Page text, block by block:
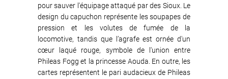
pour sauver l'équipage attaqué par des Sioux. Le
design du capuchon représente les soupapes de
pression et les volutes de fumée de la
locomotive, tandis que l’agrafe est ornée d'un
cœur laqué rouge, symbole de l'union entre
Phileas Fogg et la princesse Aouda. En outre, les
cartes représentent le pari audacieux de Phileas